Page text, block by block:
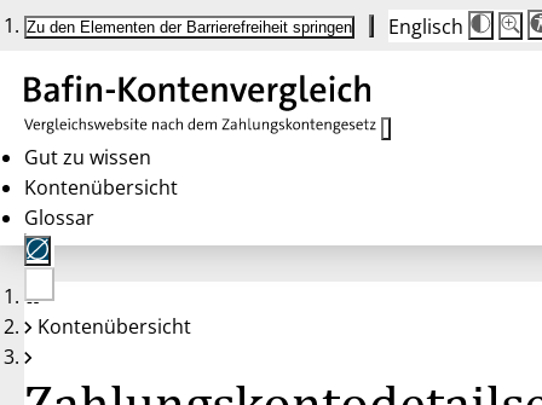
Zu den Elementen der Barrierefreiheit springen Englisch
Die
100
Gut zu wissen
Kontenübersicht
Glossar
Keine
Konten
Kontenübersicht